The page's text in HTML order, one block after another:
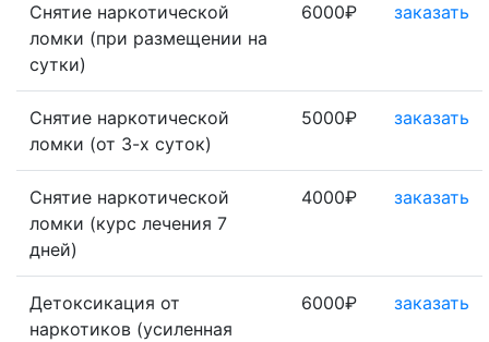
Снятие наркотической
ломки (при размещении на
сутки)
6000₽ заказать
Снятие наркотической
ломки (от 3-х суток)
5000₽ заказать
Снятие наркотической
ломки (курс лечения 7
дней)
4000₽ заказать
Детоксикация от
наркотиков (усиленная
6000₽ заказать